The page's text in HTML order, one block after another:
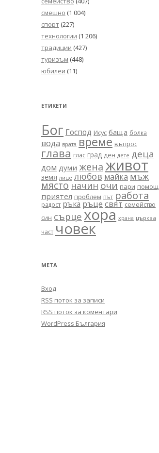
смешно (1 004)
спорт (227)
технологии (1 206)
традиции (427)
туризъм (448)
юбилеи (11)
ЕТИКЕТИ
Бог Господ Исус баща болка
вода врата време въпрос
глава глас град ден дете деца
дом думи жена живот
земя лице любов майка мъж
място начин очи пари помощ
приятел проблем път работа
радост ръка ръце свят семейство
син сърце хора храна църква
част човек
МЕТА
Вход
RSS поток за записи
RSS поток за коментари
WordPress България